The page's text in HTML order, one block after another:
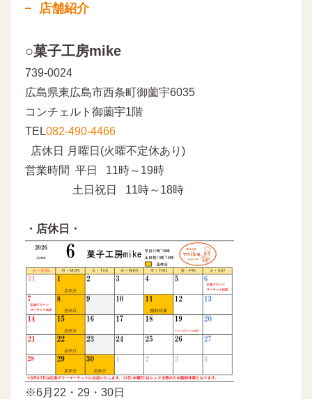
店舗紹介
○菓子工房mike
739-0024
広島県東広島市西条町御薗宇6035
コンチェルト御薗宇1階
TEL082-490-4466
店休日 月曜日(火曜不定休あり)
営業時間 平日 11時～19時
土日祝日 11時～18時
・店休日・
※6月22・29・30日